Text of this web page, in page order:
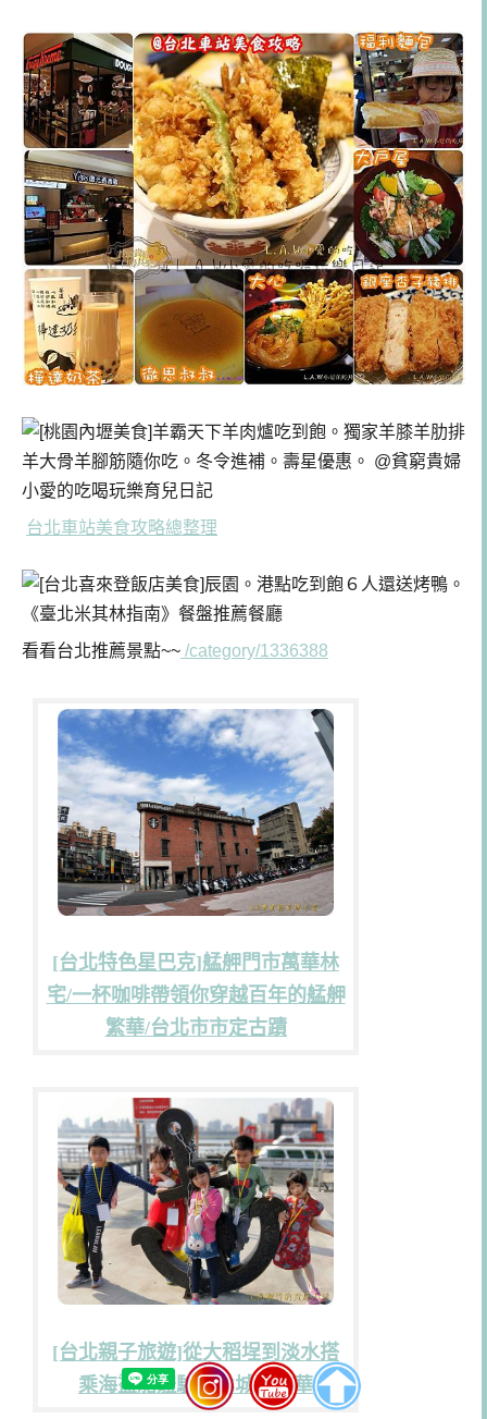
台北車站美食攻略總整理
看看台北推薦景點~~ /category/1336388
[台北特色星巴克]艋舺門市萬華林
宅/一杯咖啡帶領你穿越百年的艋舺
繁華/台北市市定古蹟
[台北親子旅遊]從大稻埕到淡水搭
乘海盜船體驗台北城的繁華